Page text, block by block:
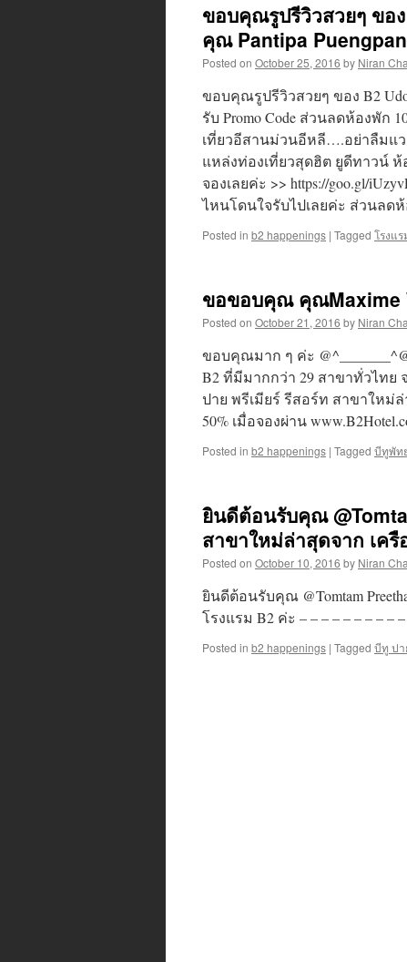
ขอบคุณรูปรีวิวสวยๆ ขอ
คุณ Pantipa Puengpan
Posted on October 25, 2016 by Niran
ขอบคุณรูปรีวิวสวยๆ ของ B2
รับ Promo Code ส่วนลดห้องพัก
เที่ยวอีสานม่วนอีหลี….อย่าลืมแว
แหล่งท่องเที่ยวสุดฮิต ยูดีทาวน์
จองเลยค่ะ >> https://goo.gl/
ไหนโดนใจรับไปเลยค่ะ ส่วนลด
Posted in b2 happenings | Tagged โรงแ
ขอขอบคุณ คุณMaxime
Posted on October 21, 2016 by Niran
ขอบคุณมาก ๆ ค่ะ
B2 ที่มีมากกว่า 29 สาขาทั่วไท
ปาย พรีเมียร์ รีสอร์ท สาขาให
50% เมื่อจองผ่าน
Posted in b2 happenings | Tagged บีทูพัท
ยินดีต้อนรับคุณ
สาขาใหม่ล่าสุดจาก เครื
Posted on October 10, 2016 by Niran
ยินดีต้อนรับคุณ @Tomtam
โรงแรม B2 ค่ะ – – – – – – – – –
Posted in b2 happenings | Tagged บีทู ปา